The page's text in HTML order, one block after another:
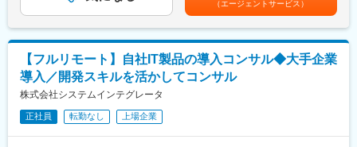
＜企画・要件定義フェーズ＞
- ユーザー体験を考慮した仕様策定
- エンジニアへの仕様説明
- ユーザーに向けてのコミュニケーション設計
- リリース後の様々なリスクへの対応計画
じて上下する可能性があります。月給(月額)は固定手当を含めた表
記です。
（エージェントサービス）
【フルリモート】自社IT製品の導入コンサル◆大手企業
導入／開発スキルを活かしてコンサル
株式会社システムインテグレータ
正社員 転勤なし 上場企業